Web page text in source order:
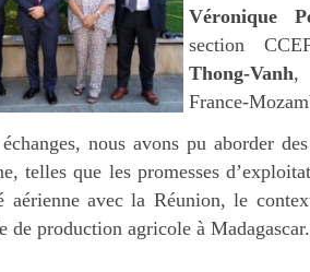
Véronique
section
Thong-Vanh,
France-
nous avons pu aborder
telles que les promesses
aérienne avec la Réunion, le
de production agricole à Madagascar.